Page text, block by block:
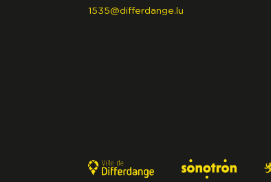
1535@differdange.lu